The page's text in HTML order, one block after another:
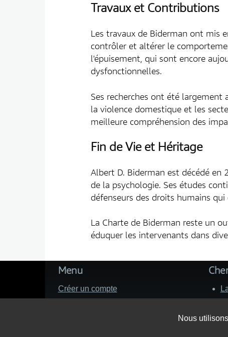
Travaux et Contributions
Les travaux de Biderman ont mis
contrôler et altérer le
l'épuisement, qui sont encore
dysfonctionnelles.
Ses recherches ont été
la violence domestique et les
meilleure compréhension des
Fin de Vie et Héritage
Albert D. Biderman est décédé
de la psychologie. Ses études
défenseurs des droits humains
La Charte de Biderman reste un
éduquer les intervenants dans
Nous
Menu
Créer un compte